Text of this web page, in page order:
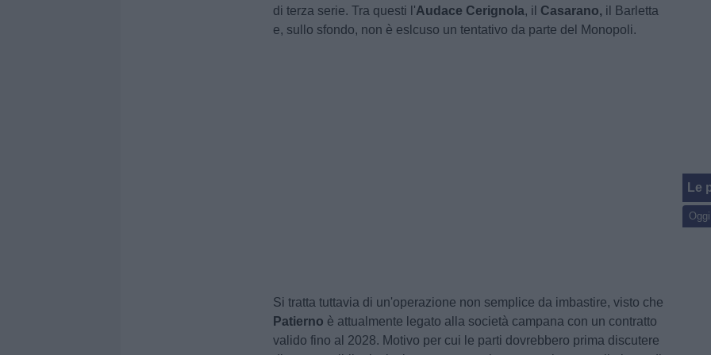
di terza serie. Tra questi l'Audace Cerignola, il Casarano, il Barletta
e, sullo sfondo, non è eslcuso un tentativo da parte del Monopoli.
Si tratta tuttavia di un'operazione non semplice da imbastire, visto che
Patierno è attualmente legato alla società campana con un contratto
valido fino al 2028. Motivo per cui le parti dovrebbero prima discutere
Le
Oggi